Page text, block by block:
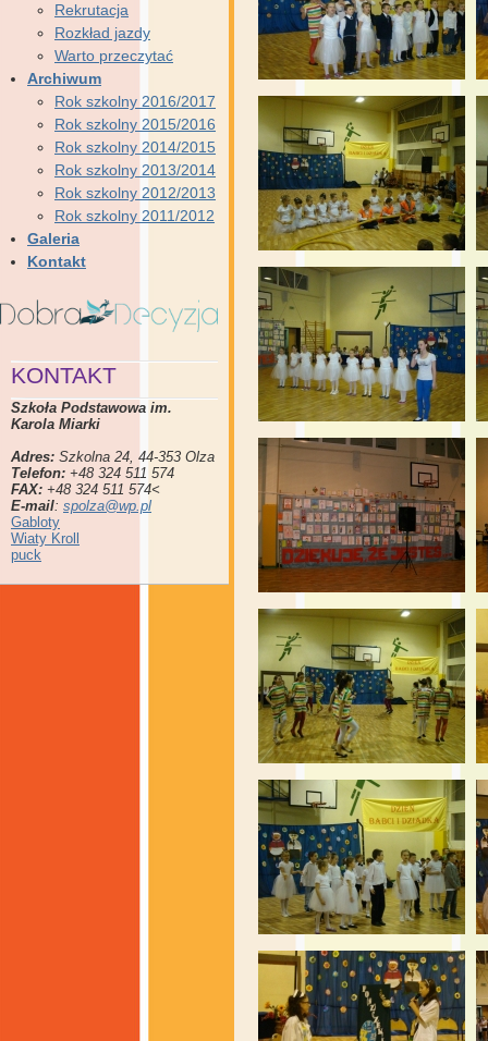
Rekrutacja
Rozkład jazdy
Warto przeczytać
Archiwum
Rok szkolny 2016/2017
Rok szkolny 2015/2016
Rok szkolny 2014/2015
Rok szkolny 2013/2014
Rok szkolny 2012/2013
Rok szkolny 2011/2012
Galeria
Kontakt
KONTAKT
Szkoła Podstawowa im.
Karola Miarki
Adres: Szkolna 24, 44-353 Olza
Telefon: +48 324 511 574
FAX: +48 324 511 574<
E-mail: spolza@wp.pl
Gabloty
Wiaty Kroll
puck